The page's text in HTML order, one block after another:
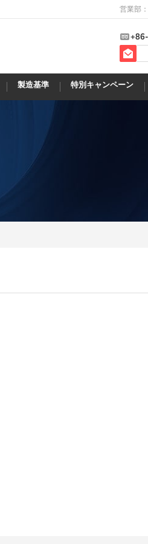
営業部
製造基準 特別キャンペーン